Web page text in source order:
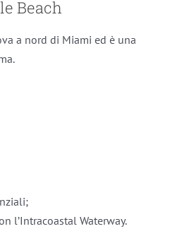
Beach
a nord di Miami ed è una
l’Intracoastal Waterway.